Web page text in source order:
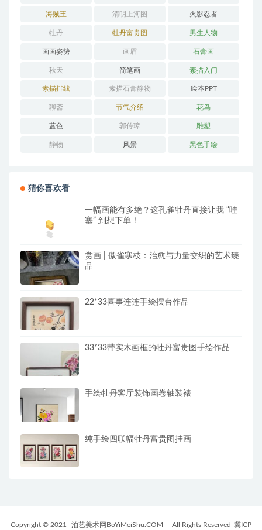
海贼王 清明上河图 火影忍者
牡丹 牡丹富贵图 男生人物
画画姿势 画眉 石膏画
秋天 简笔画 素描入门
素描排线 素描石膏静物 绘本PPT
聊斋 节气介绍 花鸟
蓝色 郭传璋 雕塑
静物 风景 黑色手绘
猜你喜欢看
一幅画能有多绝？这孔雀牡丹直接让我 “哇
塞” 到想下单！
赏画 | 傲雀寒枝：治愈与力量交织的艺术臻
品
22*33喜事连连手绘摆台作品
33*33带实木画框的牡丹富贵图手绘作品
手绘牡丹客厅装饰画卷轴装裱
纯手绘四联幅牡丹富贵图挂画
Copyright © 2021 泊艺美术网BoYiMeiShu.COM - All Rights Reserved 冀ICP